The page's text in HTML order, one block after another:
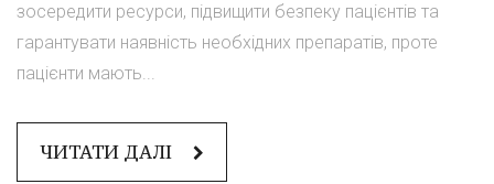
зосередити ресурси, підвищити безпеку пацієнтів та
гарантувати наявність необхідних препаратів, проте
пацієнти мають...
ЧИТАТИ ДАЛІ